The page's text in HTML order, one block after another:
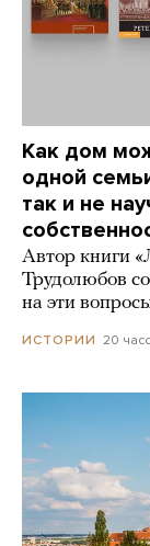
Как дом
одной
так и не
Автор книги
Трудолюбов
на эти
ИСТОРИИ 20